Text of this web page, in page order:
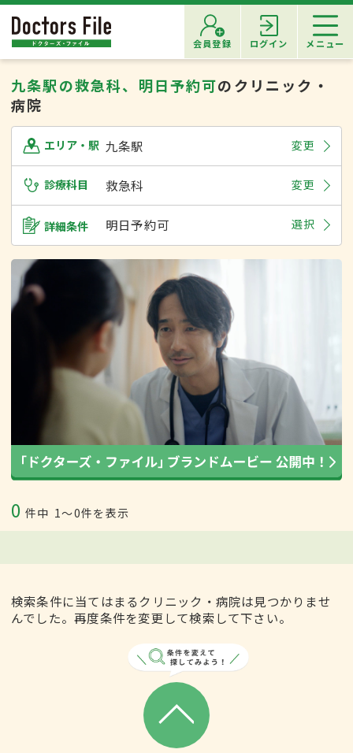
会員登録 ログイン メニュー
九条駅の救急科、明日予約可のクリニック・
病院
エリア・駅 九条駅 変更
診療科目 救急科 変更
詳細条件 明日予約可 選択
0 件中 1〜0件を表示
検索条件に当てはまるクリニック・病院は見つかりませ
んでした。再度条件を変更して検索して下さい。